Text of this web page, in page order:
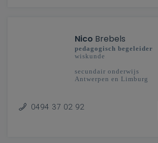
Nico Brebels
pedagogisch begeleider
wiskunde
secundair onderwijs
Antwerpen en Limburg
0494 37 02 92